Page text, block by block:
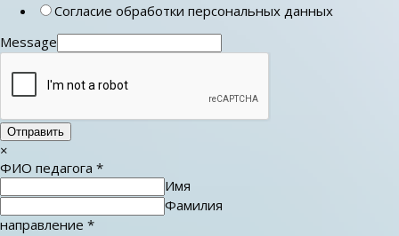
Согласие обработки персональных данных
Message
Отправить
×
ФИО педагога *
Имя
Фамилия
направление *